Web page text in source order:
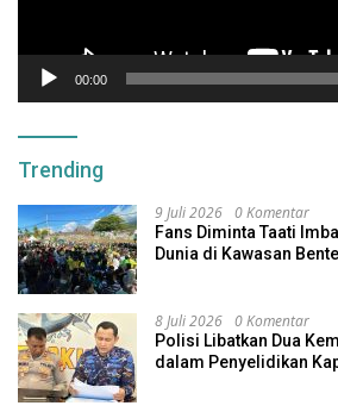
00:00
Trending
9 Juli 2026 0 Komentar
Fans Diminta Taati
Dunia di Kawasan
8 Juli 2026 0 Komentar
Polisi Libatkan Dua
dalam Penyelidikan